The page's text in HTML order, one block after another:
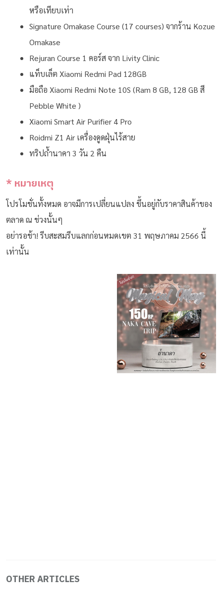
หรือเทียบเท่า
Signature Omakase Course (17 courses) จากร้าน Kozue
Omakase
Rejuran Course 1 คอร์ส จาก Livity Clinic
แท็บเล็ต Xiaomi Redmi Pad 128GB
มือถือ Xiaomi Redmi Note 10S (Ram 8 GB, 128 GB สี
Pebble White )
Xiaomi Smart Air Purifier 4 Pro
Roidmi Z1 Air เครื่องดูดฝุ่นไร้สาย
ทริปถ้ำนาคา 3 วัน 2 คืน
* หมายเหตุ
โปรโมชั่นทั้งหมด อาจมีการเปลี่ยนแปลง ขึ้นอยู่กับราคาสินค้าของ
ตลาด ณ ช่วงนั้นๆ
อย่ารอช้า! รีบสะสมรีบแลกก่อนหมดเขต 31 พฤษภาคม 2566 นี้
เท่านั้น
OTHER ARTICLES